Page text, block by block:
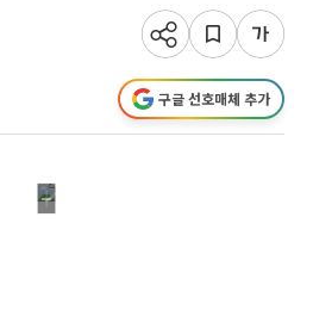
구글 선호매체 추가